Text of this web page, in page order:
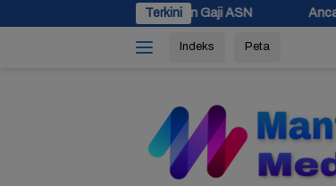
ke
TerkiniAncang-ancang Pilgub
Indeks Peta